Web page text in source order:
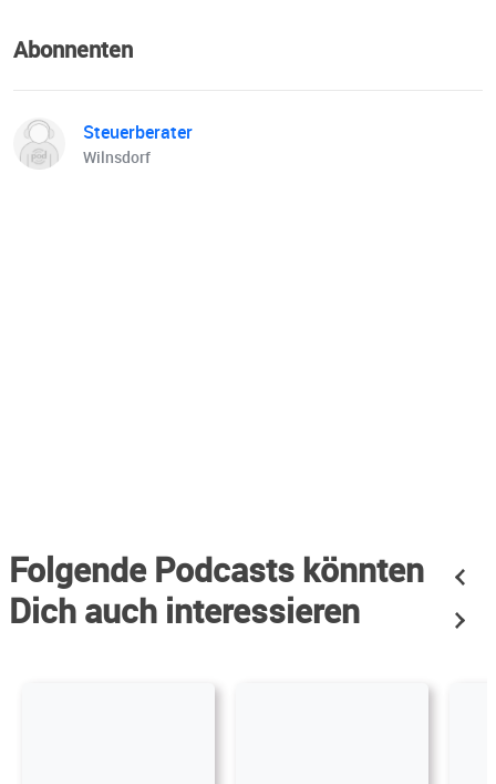
Abonnenten
Steuerberater
Wilnsdorf
Folgende Podcasts könnten
Dich auch interessieren